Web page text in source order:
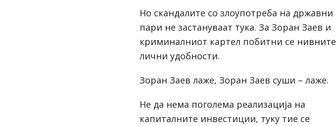
Но скандалите со злоупотреба на државни
пари не застануваат тука. За Зоран Заев и
криминалниот картел побитни се нивните
лични удобности.
Зоран Заев лаже, Зоран Заев суши – лаже.
Не да нема поголема реализација на
капиталните инвестиции, туку тие се